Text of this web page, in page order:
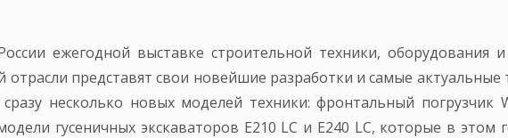
ежегодной выставке строительной техники, оборудования
представят свои новейшие разработки и самые
несколько новых моделей техники: фронтальный погрузчик
гусеничных экскаваторов E210 LC и E240 LC, которые в этом